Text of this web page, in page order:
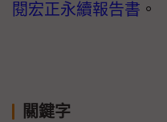
閱宏正永續報告書 。
關鍵字